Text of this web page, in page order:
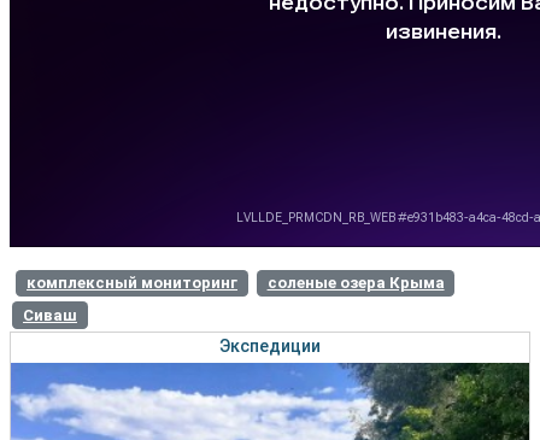
комплексный мониторинг
соленые озера Крыма
Сиваш
Экспедиции